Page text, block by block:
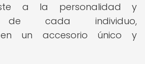
a la personalidad y
de cada individuo,
en un accesorio único y